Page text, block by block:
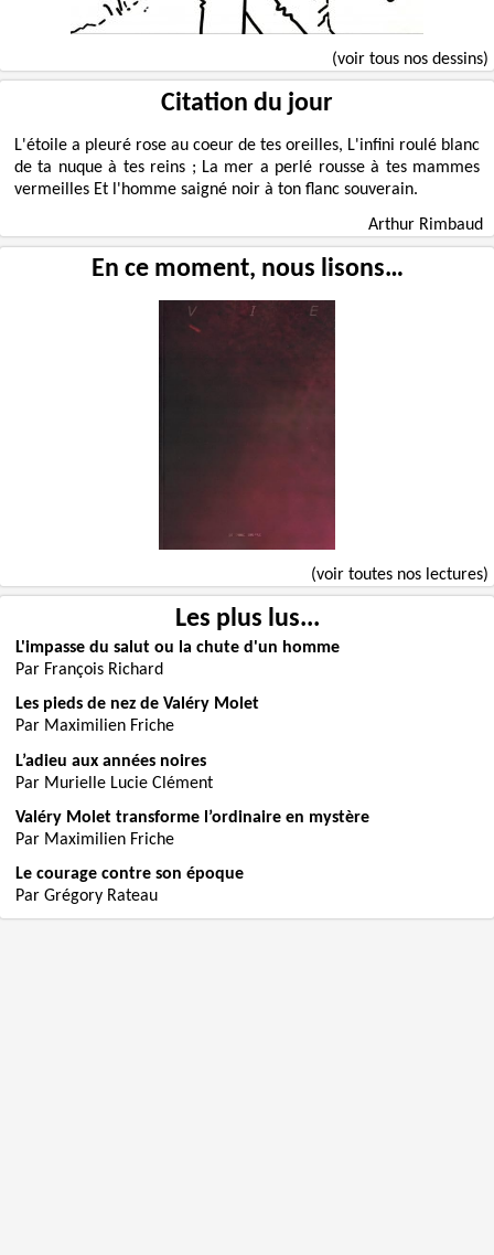
(voir tous nos dessins)
Citation du jour
L'étoile a pleuré rose au coeur de tes oreilles, L'infini roulé blanc
de ta nuque à tes reins ; La mer a perlé rousse à tes mammes
vermeilles Et l'homme saigné noir à ton flanc souverain.
Arthur Rimbaud
En ce moment, nous lisons…
(voir toutes nos lectures)
Les plus lus...
L'impasse du salut ou la chute d'un homme
Par François Richard
Les pieds de nez de Valéry Molet
Par Maximilien Friche
L’adieu aux années noires
Par Murielle Lucie Clément
Valéry Molet transforme l’ordinaire en mystère
Par Maximilien Friche
Le courage contre son époque
Par Grégory Rateau